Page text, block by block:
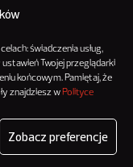
świadczenia usług,
Twojej przeglądarki
końcowym. Pamiętaj, że
znajdziesz w Polityce
Zobacz preferencje